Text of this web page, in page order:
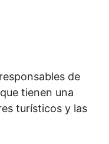
de
tienen una
turísticos y las